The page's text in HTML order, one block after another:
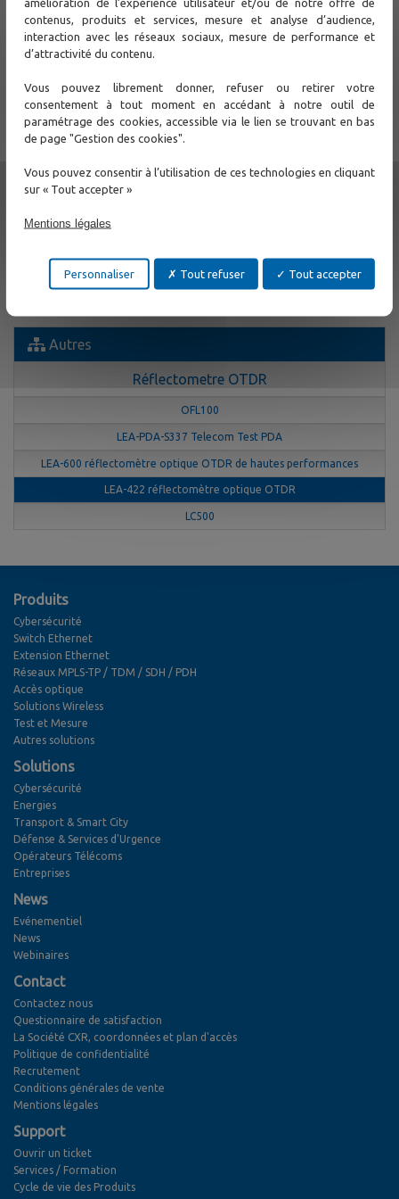
Les menus et les résultats de mesure sont affichés de façon
graphique pour simplifier les diagnostics et favoriser une
Contactez-nous
Autres
Réflectometre OTDR
OFL100
LEA-PDA-S337 Telecom Test PDA
LEA-600 réflectomètre optique OTDR de hautes performances
LEA-422 réflectomètre optique OTDR
LC500
Produits
Cybersécurité
Switch Ethernet
Extension Ethernet
Réseaux MPLS-TP / TDM / SDH / PDH
Accès optique
Solutions Wireless
Test et Mesure
Autres solutions
Solutions
Cybersécurité
Energies
Transport & Smart City
Défense & Services d'Urgence
Opérateurs Télécoms
Entreprises
News
Evénementiel
News
Webinaires
Contact
Contactez nous
Questionnaire de satisfaction
La Société CXR, coordonnées et plan d'accès
Politique de confidentialité
Recrutement
Conditions générales de vente
Mentions légales
Support
Ouvrir un ticket
Services / Formation
Cycle de vie des Produits
contenus, produits et services, mesure et analyse d’audience,
interaction avec les réseaux sociaux, mesure de performance et
d’attractivité du contenu.
Vous pouvez librement donner, refuser ou retirer votre
consentement à tout moment en accédant à notre outil de
paramétrage des cookies, accessible via le lien se trouvant en bas
de page "Gestion des cookies".
Vous pouvez consentir à l’utilisation de ces technologies en cliquant
sur « Tout accepter »
Mentions légales
Tout accepter
Tout refuser
Personnaliser